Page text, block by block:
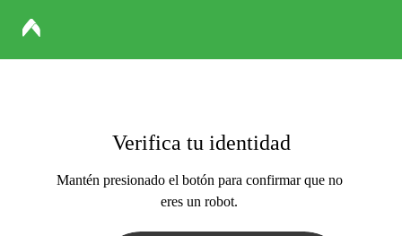
Verifica tu identidad
Mantén presionado el botón para confirmar que no
eres un robot.